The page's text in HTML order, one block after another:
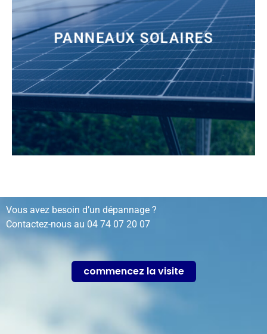
PANNEAUX SOLAIRES
installation, rénovation, dépannage…
Vous avez besoin d’un dépannage ?
Contactez-nous au 04 74 07 20 07
commencez la visite